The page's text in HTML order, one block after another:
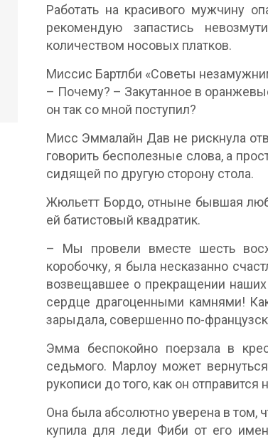
Работать на красивого мужчину
рекомендую запастись
количеством носовых платков.
Миссис Бартлби «Советы
– Почему? – Закутанное в
он так со мной поступил?
Мисс Эммалайн Дав не рискнула
говорить бесполезные слова, а
сидящей по другую сторону стола.
Жюльетт Бордо, отныне бывшая
ей батистовый квадратик.
– Мы провели вместе шесть
коробочку, я была несказанно
возвещавшее о прекращении
сердце драгоценными камнями!
зарыдала, совершенно по-
Эмма беспокойно поерзала в
седьмого. Марлоу может
рукописи до того, как он
Она была абсолютно уверена в том,
купила для леди Фиби от его